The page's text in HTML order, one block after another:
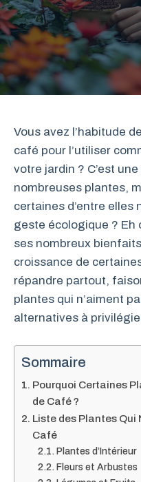
Vous avez l’habitude
café pour l’utiliser
votre jardin ? C’est
nombreuses plantes,
certaines d’entre elles
geste écologique ? Eh
ses nombreux
croissance de
répandre partout,
plantes qui n’aiment
alternatives à
Sommaire
Pourquoi Certaines
de Café ?
Liste des Plantes Qui
Café
Plantes d’Intérieur
Fleurs et Arbustes